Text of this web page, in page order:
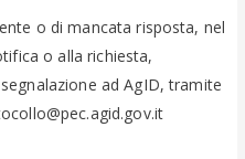
o di mancata risposta, nel
o alla richiesta,
ad AgID, tramite